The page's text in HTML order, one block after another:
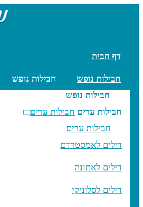
דף הבית
חבילות נופש
חבילות נופש
חבילות נופש
חבילות ערים חבילות ערים
חבילות ערים
דילים לאמסטרדם
דילים לאתונה
דילים לסלוניקי